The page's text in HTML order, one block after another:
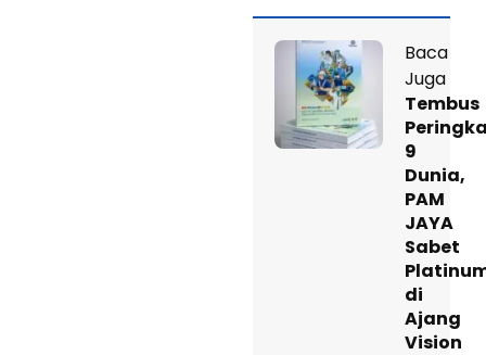
Baca
Juga
Tembus
9
Dunia,
PAM
JAYA
Sabet
di
Ajang
Vision